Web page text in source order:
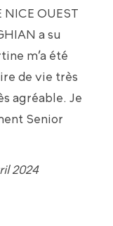
NICE OUEST
a su
m’a été
de vie très
agréable. Je
Senior
2024